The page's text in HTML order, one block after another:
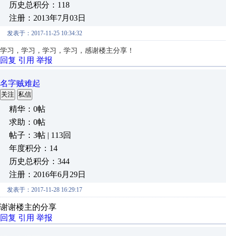
历史总积分：118
注册：2013年7月03日
发表于：2017-11-25 10:34:32
学习，学习，学习，学习，感谢楼主分享！
回复 引用 举报
名字贼难起
关注 私信
精华：0帖
求助：0帖
帖子：3帖 | 113回
年度积分：14
历史总积分：344
注册：2016年6月29日
发表于：2017-11-28 16:29:17
谢谢楼主的分享
回复 引用 举报